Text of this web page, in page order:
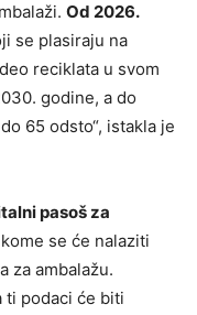
Od 2026.
se plasiraju na
reciklata u svom
godine, a do
65 odsto“, istakla je
pasoš za
se će nalaziti
za ambalažu.
ti podaci će biti